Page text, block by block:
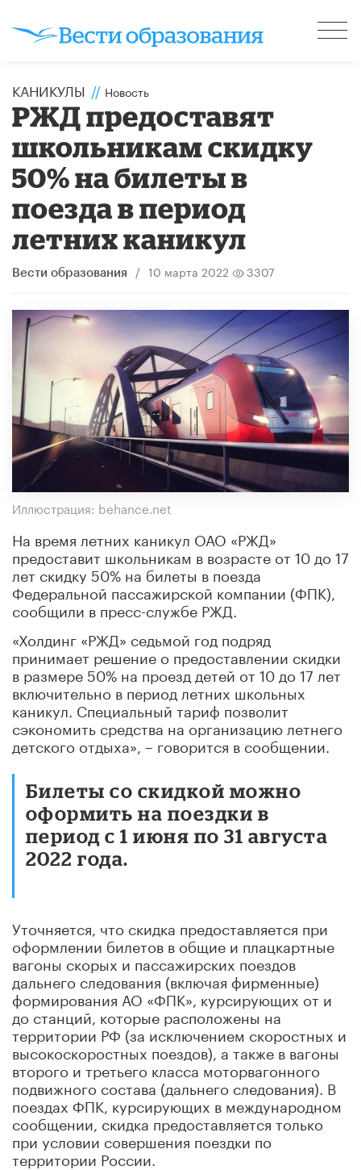
КАНИКУЛЫ // Новость
РЖД предоставят
школьникам скидку
50% на билеты в
поезда в период
летних каникул
Вести образования / 10 марта 2022 3307
Иллюстрация: behance.net
На время летних каникул ОАО «РЖД»
предоставит школьникам в возрасте от 10 до 17
лет скидку 50% на билеты в поезда
Федеральной пассажирской компании (ФПК),
сообщили в пресс-службе РЖД.
«Холдинг «РЖД» седьмой год подряд
принимает решение о предоставлении скидки
в размере 50% на проезд детей от 10 до 17 лет
включительно в период летних школьных
каникул. Специальный тариф позволит
сэкономить средства на организацию летнего
детского отдыха», – говорится в сообщении.
Билеты со скидкой можно
оформить на поездки в
период с 1 июня по 31 августа
2022 года.
Уточняется, что скидка предоставляется при
оформлении билетов в общие и плацкартные
вагоны скорых и пассажирских поездов
дальнего следования (включая фирменные)
формирования АО «ФПК», курсирующих от и
до станций, которые расположены на
территории РФ (за исключением скоростных и
высокоскоростных поездов), а также в вагоны
второго и третьего класса моторвагонного
подвижного состава (дальнего следования). В
поездах ФПК, курсирующих в международном
сообщении, скидка предоставляется только
при условии совершения поездки по
территории России.